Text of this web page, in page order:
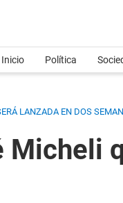
Inicio Política
LANZADA EN DOS